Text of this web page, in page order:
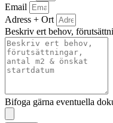
Email
Adress + Ort
Beskriv ert behov,
Bifoga gärna eventuella